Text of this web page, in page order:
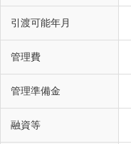
引渡可能年月
管理費
管理準備金
融資等